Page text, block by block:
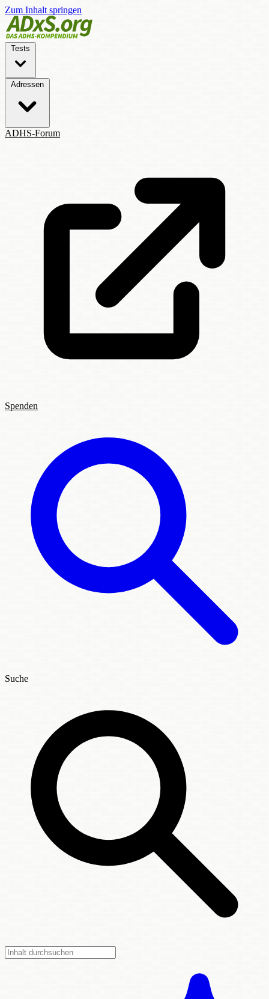
Zum Inhalt springen
Tests
Adressen
ADHS-Forum
Spenden
Suche